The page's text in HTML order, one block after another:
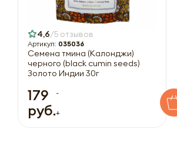
4,6 5 отзывов
Артикул: 035036
Семена тмина (Калонджи)
черного (black cumin seeds)
Золото Индии 30г
179
руб.
-
+